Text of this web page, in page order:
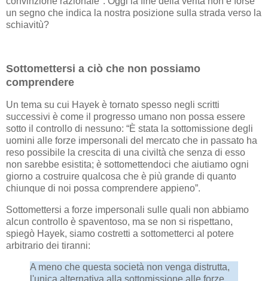
un segno che indica la nostra posizione sulla strada verso la
schiavitù?
Sottomettersi a ciò che non possiamo
comprendere
Un tema su cui Hayek è tornato spesso negli scritti
successivi è come il progresso umano non possa essere
sotto il controllo di nessuno: “È stata la sottomissione degli
uomini alle forze impersonali del mercato che in passato ha
reso possibile la crescita di una civiltà che senza di esso
non sarebbe esistita; è sottomettendoci che aiutiamo ogni
giorno a costruire qualcosa che è più grande di quanto
chiunque di noi possa comprendere appieno”.
Sottomettersi a forze impersonali sulle quali non abbiamo
alcun controllo è spaventoso, ma se non si rispettano,
spiegò Hayek, siamo costretti a sottometterci al potere
arbitrario dei tiranni:
A meno che questa società non venga distrutta,
l'unica alternativa alla sottomissione alle forze